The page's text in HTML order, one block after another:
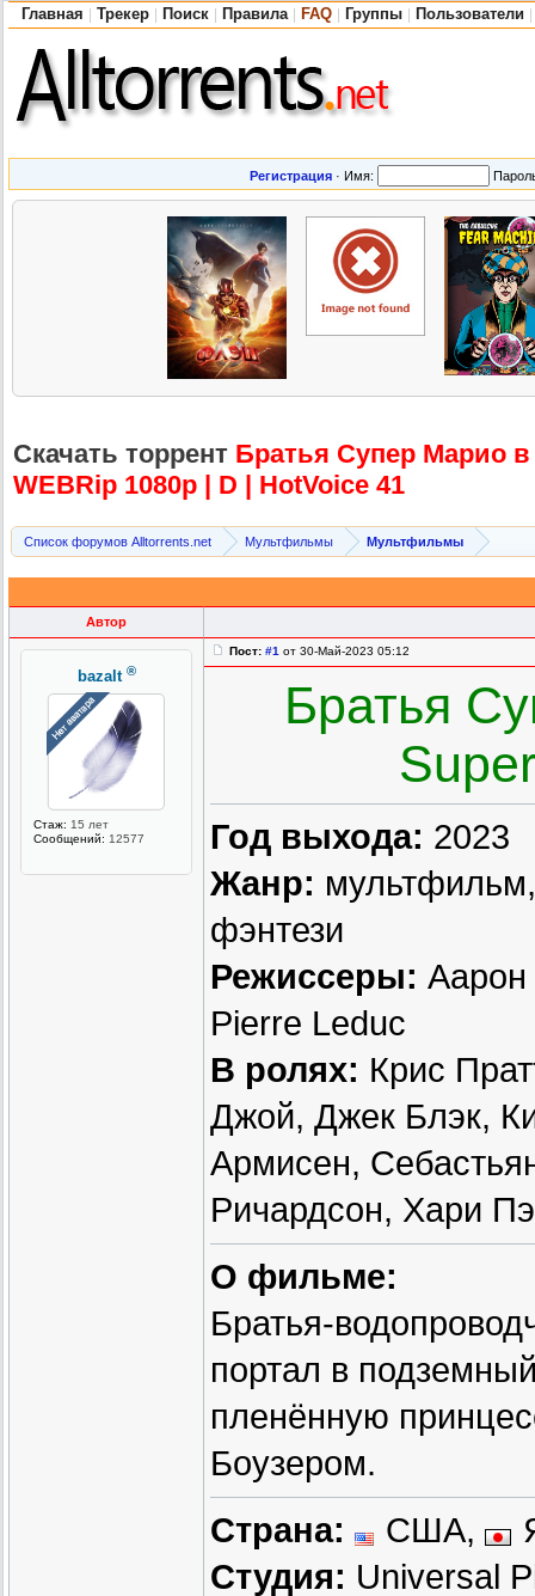
Главная Трекер Поиск Правила FAQ Группы Пользователи
Регистрация · Имя:
Скачать торрент Братья Супер Марио в
WEBRip 1080p | D | HotVoice 41
Список форумов Alltorrents.net Мультфильмы Мультфильмы
Автор
bazalt ®
Стаж: 15 лет
Сообщений: 12577
Пост: #1 от 30-Май-2023 05:12
Братья
Год выхода: 2023
Жанр:
фэнтези
Режиссеры: Аарон
Pierre Leduc
В ролях: Крис
Джой, Джек Блэк,
Армисен,
Ричардсон, Хари
О фильме:
Братья-
портал в
пленённую
Боузером.
Страна:
США,
Студия: Universal